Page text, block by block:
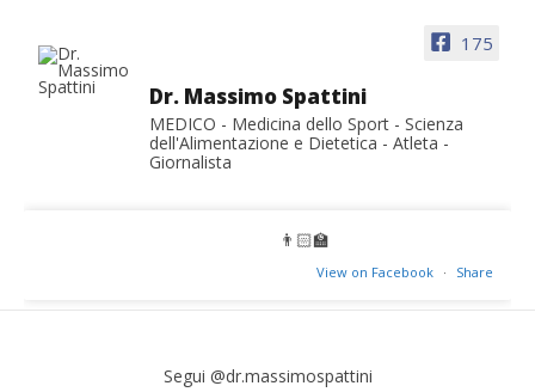
175
Dr. Massimo Spattini
MEDICO - Medicina dello Sport - Scienza
dell'Alimentazione e Dietetica - Atleta -
Giornalista
👨🏻‍🏫
View on Facebook · Share
Segui @dr.massimospattini